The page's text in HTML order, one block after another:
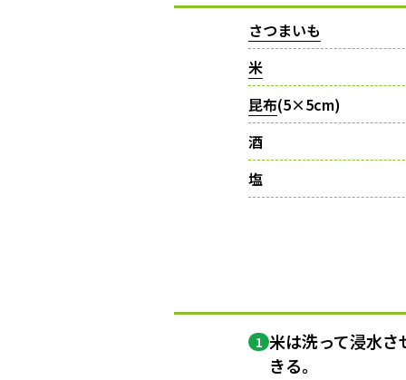
さつまいも
米
昆布(5×5cm)
酒
塩
1 米は洗って浸水
きる。